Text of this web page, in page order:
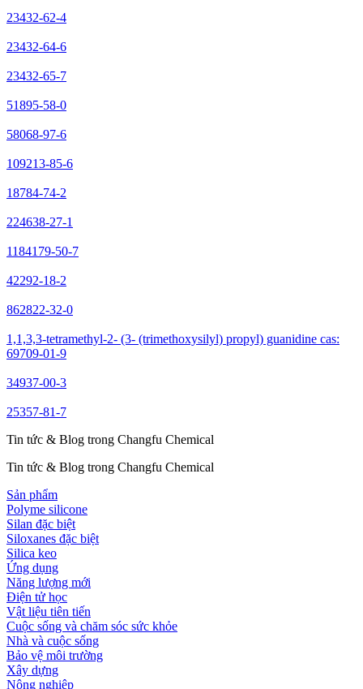
23432-62-4
23432-64-6
23432-65-7
51895-58-0
58068-97-6
109213-85-6
18784-74-2
224638-27-1
1184179-50-7
42292-18-2
862822-32-0
1,1,3,3-tetramethyl-2- (3- (trimethoxysilyl) propyl) guanidine cas:
69709-01-9
34937-00-3
25357-81-7
Tin tức & Blog trong Changfu Chemical
Tin tức & Blog trong Changfu Chemical
Sản phẩm
Polyme silicone
Silan đặc biệt
Siloxanes đặc biệt
Silica keo
Ứng dụng
Năng lượng mới
Điện tử học
Vật liệu tiên tiến
Cuộc sống và chăm sóc sức khỏe
Nhà và cuộc sống
Bảo vệ môi trường
Xây dựng
Nông nghiệp